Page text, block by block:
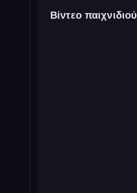
Βίντεο παιχνιδιού